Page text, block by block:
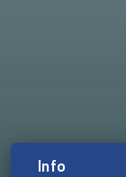
Info